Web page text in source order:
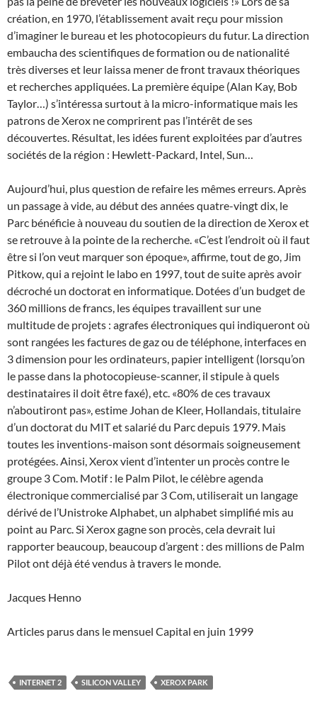
création, en 1970, l’établissement avait reçu pour mission
d’imaginer le bureau et les photocopieurs du futur. La direction
embaucha des scientifiques de formation ou de nationalité
très diverses et leur laissa mener de front travaux théoriques
et recherches appliquées. La première équipe (Alan Kay, Bob
Taylor…) s’intéressa surtout à la micro-informatique mais les
patrons de Xerox ne comprirent pas l’intérêt de ses
découvertes. Résultat, les idées furent exploitées par d’autres
sociétés de la région : Hewlett-Packard, Intel, Sun…
Aujourd’hui, plus question de refaire les mêmes erreurs. Après
un passage à vide, au début des années quatre-vingt dix, le
Parc bénéficie à nouveau du soutien de la direction de Xerox et
se retrouve à la pointe de la recherche. «C’est l’endroit où il faut
être si l’on veut marquer son époque», affirme, tout de go, Jim
Pitkow, qui a rejoint le labo en 1997, tout de suite après avoir
décroché un doctorat en informatique. Dotées d’un budget de
360 millions de francs, les équipes travaillent sur une
multitude de projets : agrafes électroniques qui indiqueront où
sont rangées les factures de gaz ou de téléphone, interfaces en
3 dimension pour les ordinateurs, papier intelligent (lorsqu’on
le passe dans la photocopieuse-scanner, il stipule à quels
destinataires il doit être faxé), etc. «80% de ces travaux
n’aboutiront pas», estime Johan de Kleer, Hollandais, titulaire
d’un doctorat du MIT et salarié du Parc depuis 1979. Mais
toutes les inventions-maison sont désormais soigneusement
protégées. Ainsi, Xerox vient d’intenter un procès contre le
groupe 3 Com. Motif : le Palm Pilot, le célèbre agenda
électronique commercialisé par 3 Com, utiliserait un langage
dérivé de l’Unistroke Alphabet, un alphabet simplifié mis au
point au Parc. Si Xerox gagne son procès, cela devrait lui
rapporter beaucoup, beaucoup d’argent : des millions de Palm
Pilot ont déjà été vendus à travers le monde.
Jacques Henno
Articles parus dans le mensuel Capital en juin 1999
INTERNET 2 SILICON VALLEY XEROX PARK